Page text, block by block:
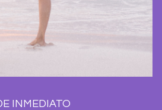
INMEDIATO